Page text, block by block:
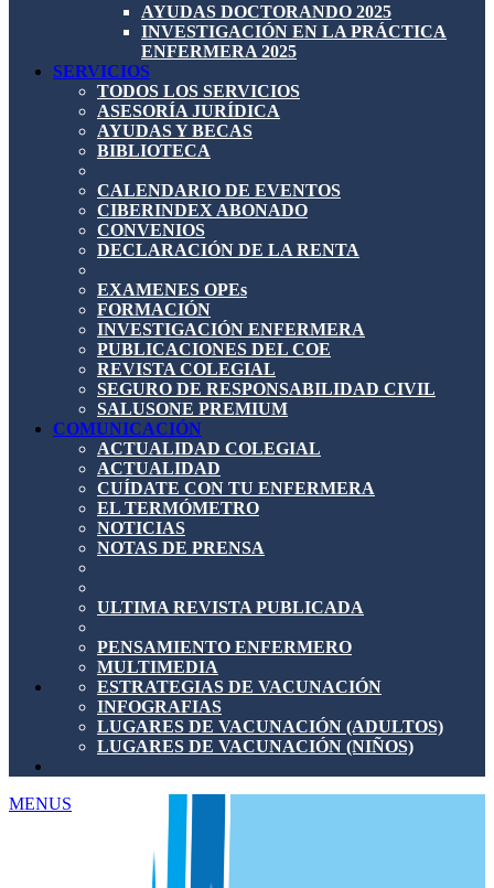
AYUDAS DOCTORANDO 2025
INVESTIGACIÓN EN LA PRÁCTICA
ENFERMERA 2025
SERVICIOS
TODOS LOS SERVICIOS
ASESORÍA JURÍDICA
AYUDAS Y BECAS
BIBLIOTECA
CALENDARIO DE EVENTOS
CIBERINDEX ABONADO
CONVENIOS
DECLARACIÓN DE LA RENTA
EXAMENES OPEs
FORMACIÓN
INVESTIGACIÓN ENFERMERA
PUBLICACIONES DEL COE
REVISTA COLEGIAL
SEGURO DE RESPONSABILIDAD CIVIL
SALUSONE PREMIUM
COMUNICACIÓN
ACTUALIDAD COLEGIAL
ACTUALIDAD
CUÍDATE CON TU ENFERMERA
EL TERMÓMETRO
NOTICIAS
NOTAS DE PRENSA
ULTIMA REVISTA PUBLICADA
PENSAMIENTO ENFERMERO
MULTIMEDIA
ESTRATEGIAS DE VACUNACIÓN
INFOGRAFIAS
LUGARES DE VACUNACIÓN (ADULTOS)
LUGARES DE VACUNACIÓN (NIÑOS)
MENUS